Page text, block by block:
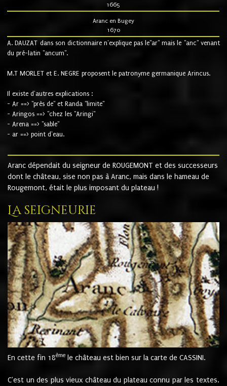
1665
Aranc en Bugey
1670
A. DAUZAT dans son dictionnaire n'explique pas le"ar" mais le "anc" venant
du pré-latin "ancum".
M.T MORLET et E. NEGRE proposent le patronyme germanique Arincus.
Il existe d'autres explications :
- Ar ==> "près de" et Randa "limite"
- Aringos ==> "chez les "Aringi"
- Arena ==> "sable"
- ar ==> point d'eau.
Aranc dépendait du seigneur de ROUGEMONT et des successeurs
dont le château, sise non pas à Aranc, mais dans le hameau de
Rougemont, était le plus imposant du plateau !
La seigneurie
En cette fin 18ème le château est bien sur la carte de CASSINI.
C'est un des plus vieux château du plateau connu par les textes.